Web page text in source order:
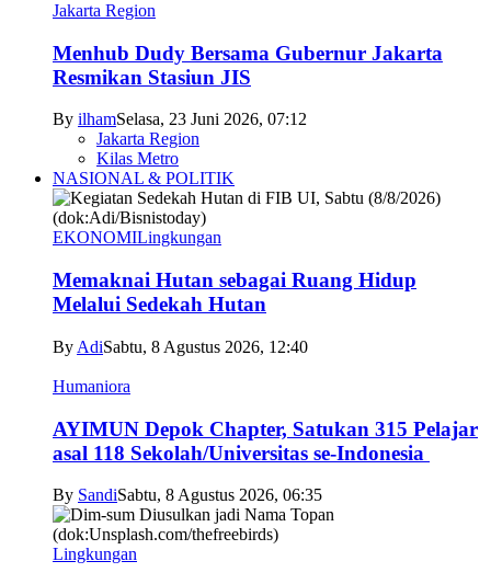
Jakarta Region
Menhub Dudy Bersama Gubernur Jakarta
Resmikan Stasiun JIS
By ilhamSelasa, 23 Juni 2026, 07:12
Jakarta Region
Kilas Metro
NASIONAL & POLITIK
EKONOMILingkungan
Memaknai Hutan sebagai Ruang Hidup
Melalui Sedekah Hutan
By AdiSabtu, 8 Agustus 2026, 12:40
Humaniora
AYIMUN Depok Chapter, Satukan 315 Pelajar
asal 118 Sekolah/Universitas se-Indonesia
By SandiSabtu, 8 Agustus 2026, 06:35
Lingkungan